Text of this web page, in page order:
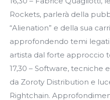
Rockets, parlerà della
“Alienation” e della sua
approfondendo temi legati
artista dal forte approccio
17,30 – Software, tecniche
da Zoroty Distribution e
Rightchain.